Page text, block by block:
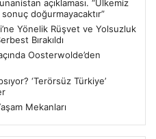
açıklaması. “Ülkemiz
doğurmayacaktır”
Yönelik Rüşvet ve Yolsuzluk
Bırakıldı
Oosterwolde’den
‘Terörsüz Türkiye’
Mekanları